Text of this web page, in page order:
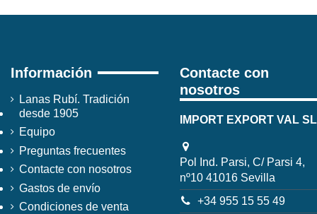
Información
Lanas Rubí. Tradición
desde 1905
Equipo
Preguntas frecuentes
Contacte con nosotros
Gastos de envío
Condiciones de venta
Contacte con
nosotros
IMPORT EXPORT VAL SL
Pol Ind. Parsi, C/ Parsi 4,
nº10 41016 Sevilla
+34 955 15 55 49